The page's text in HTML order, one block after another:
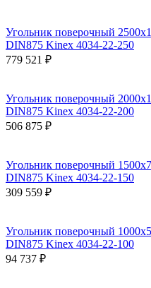
Угольник поверочный
DIN875 Kinex 4034-22-250
779 521 ₽
Угольник поверочный
DIN875 Kinex 4034-22-200
506 875 ₽
Угольник поверочный
DIN875 Kinex 4034-22-150
309 559 ₽
Угольник поверочный
DIN875 Kinex 4034-22-100
94 737 ₽